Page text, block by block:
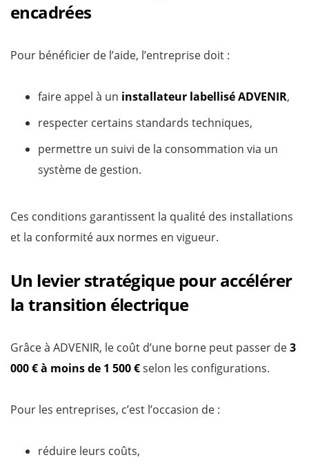
encadrées
Pour bénéficier de l’aide, l’entreprise doit :
faire appel à un installateur labellisé ADVENIR,
respecter certains standards techniques,
permettre un suivi de la consommation via un
système de gestion.
Ces conditions garantissent la qualité des installations
et la conformité aux normes en vigueur.
Un levier stratégique pour accélérer
la transition électrique
Grâce à ADVENIR, le coût d’une borne peut passer de3
000 € à moins de 1 500 €selon les configurations.
Pour les entreprises, c’est l’occasion de :
réduire leurs coûts,